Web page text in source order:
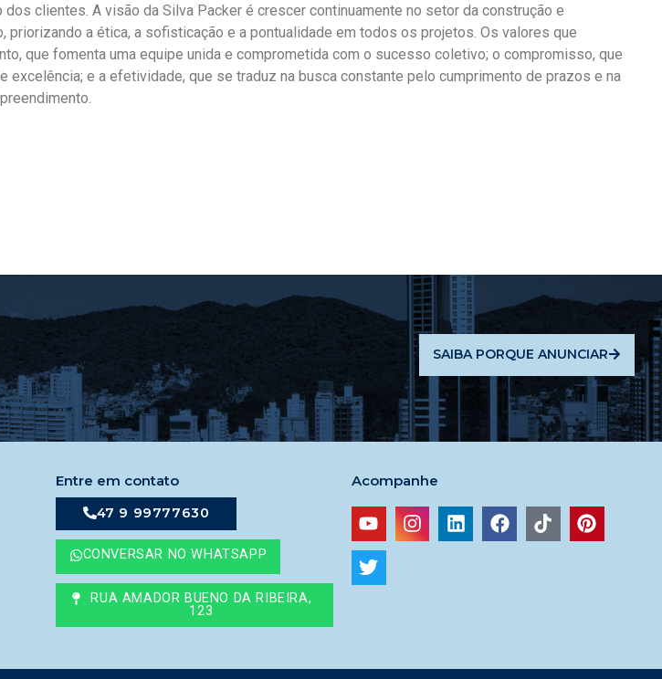
clientes. A visão da Silva Packer é crescer continuamente no setor da construção e
priorizando a ética, a sofisticação e a pontualidade em todos os projetos. Os valores que
que fomenta uma equipe unida e comprometida com o sucesso coletivo; o compromisso, que
excelência; e a efetividade, que se traduz na busca constante pelo cumprimento de prazos e na
SAIBA PORQUE ANUNCIAR
Entre em contato
47 9 99777630
CONVERSAR NO WHATSAPP
RUA AMADOR BUENO DA RIBEIRA,
123
Acompanhe